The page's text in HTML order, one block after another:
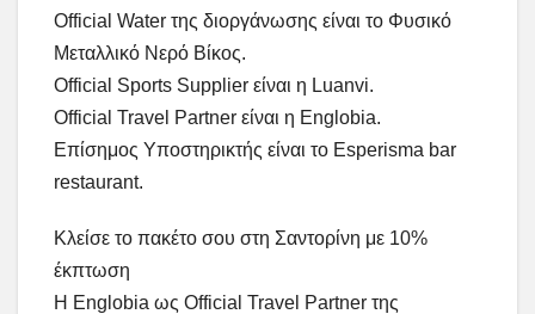
Official Water της διοργάνωσης είναι το Φυσικό
Μεταλλικό Νερό Βίκος.
Official Sports Supplier είναι η Luanvi.
Official Travel Partner είναι η Englobia.
Επίσημος Υποστηρικτής είναι το Esperisma bar
restaurant.
Κλείσε το πακέτο σου στη Σαντορίνη με 10%
έκπτωση
Η Englobia ως Official Travel Partner της